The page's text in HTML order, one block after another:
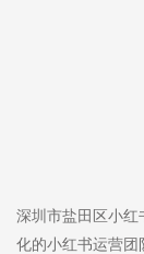
深圳市盐田区小红
化的小红书运营团